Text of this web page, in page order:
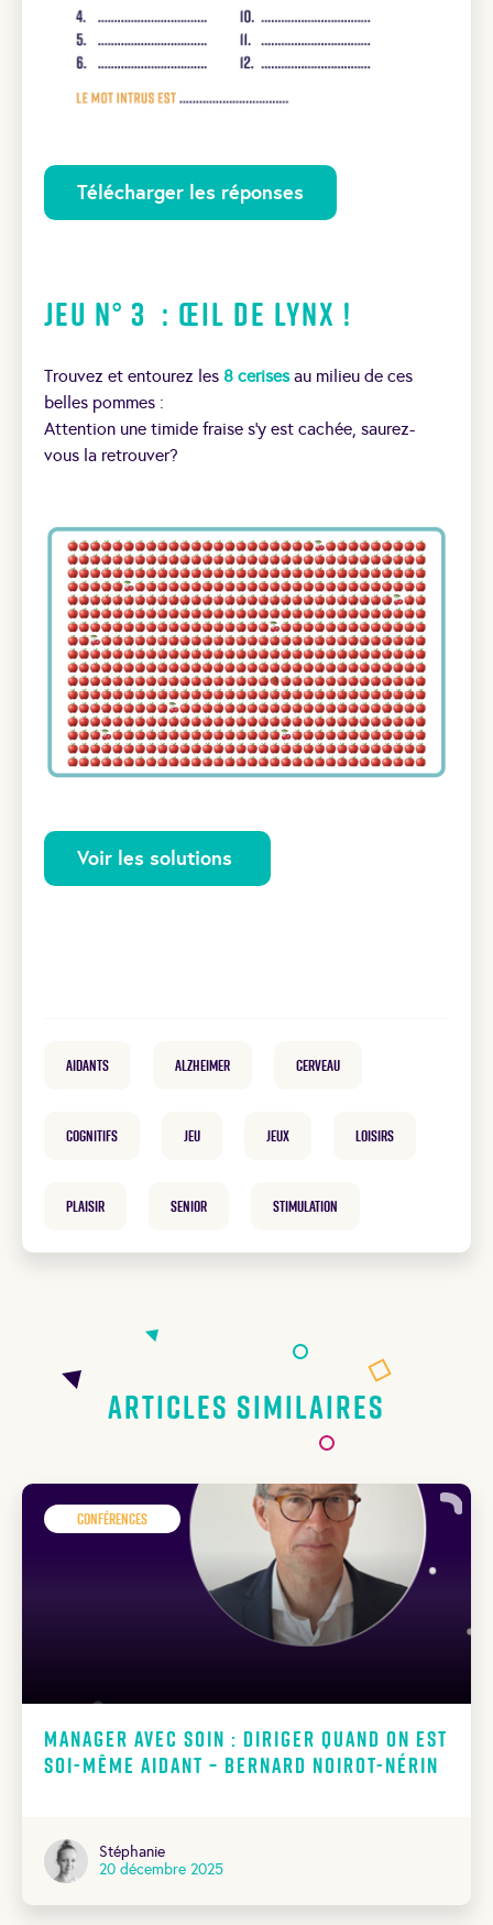
Télécharger les réponses
Jeu N° 3 : Œil de lynx !
Trouvez et entourez les 8 cerisesau milieu de ces
belles pommes :
Attention une timide fraise s’y est cachée, saurez-
vous la retrouver?
Voir les solutions
Aidants Alzheimer cerveau
cognitifs Jeu Jeux loisirs
plaisir Senior Stimulation
Articles similaires
Conférences
Manager avec soin : diriger quand on est
soi-même aidant – Bernard Noirot-Nérin
Stéphanie
20 décembre 2025